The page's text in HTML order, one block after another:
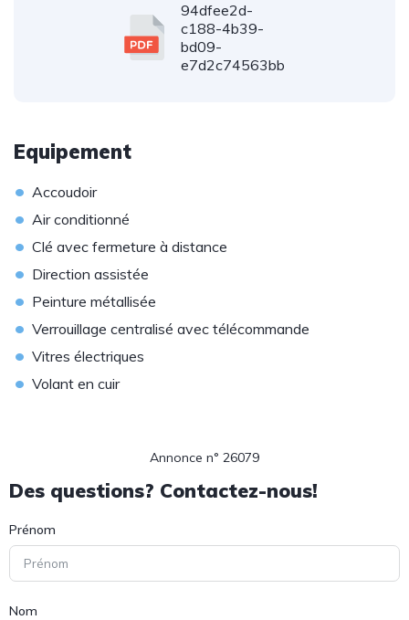
94dfee2d-
c188-4b39-
bd09-
e7d2c74563bb
Equipement
• Accoudoir
• Air conditionné
• Clé avec fermeture à distance
• Direction assistée
• Peinture métallisée
• Verrouillage centralisé avec télécommande
• Vitres électriques
• Volant en cuir
Annonce n° 26079
Des questions? Contactez-nous!
Prénom
Nom